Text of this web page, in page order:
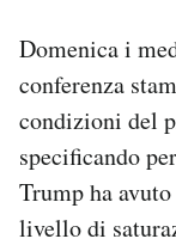
Domenica i
conferenza
condizioni del
specificando
Trump ha
livello di